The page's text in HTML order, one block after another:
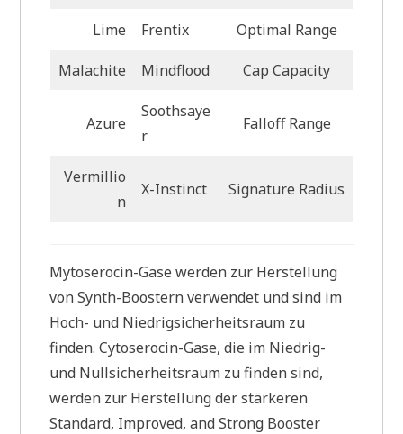
Lime Frentix Optimal Range
Malachite Mindflood Cap Capacity
Azure
Soothsaye
r
Falloff Range
Vermillio
n
X-Instinct Signature Radius
Mytoserocin-Gase werden zur Herstellung
von Synth-Boostern verwendet und sind im
Hoch- und Niedrigsicherheitsraum zu
finden. Cytoserocin-Gase, die im Niedrig-
und Nullsicherheitsraum zu finden sind,
werden zur Herstellung der stärkeren
Standard, Improved, and Strong Booster